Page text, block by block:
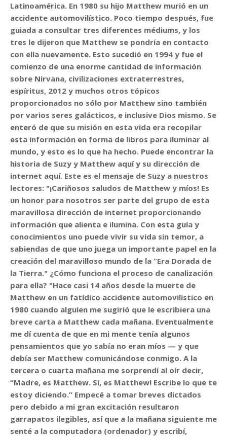
Latinoamérica. En 1980 su hijo Matthew murió en un
accidente automovilístico. Poco tiempo después, fue
guiada a consultar tres diferentes médiums, y los
tres le dijeron que Matthew se pondría en contacto
con ella nuevamente. Esto sucedió en 1994 y fue el
comienzo de una enorme cantidad de información
sobre Nirvana, civilizaciones extraterrestres,
espíritus, 2012 y muchos otros tópicos
proporcionados no sólo por Matthew sino también
por varios seres galácticos, e inclusive Dios mismo. Se
enteró de que su misión en esta vida era recopilar
esta información en forma de libros para iluminar al
mundo, y esto es lo que ha hecho. Puede encontrar la
historia de Suzy y Matthew aquí y su dirección de
internet aquí. Este es el mensaje de Suzy a nuestros
lectores: "¡Cariñosos saludos de Matthew y míos! Es
un honor para nosotros ser parte del grupo de esta
maravillosa dirección de internet proporcionando
información que alienta e ilumina. Con esta guía y
conocimientos uno puede vivir su vida sin temor, a
sabiendas de que uno juega un importante papel en la
creación del maravilloso mundo de la “Era Dorada de
la Tierra." ¿Cómo funciona el proceso de canalización
para ella? "Hace casi 14 años desde la muerte de
Matthew en un fatídico accidente automovilístico en
1980 cuando alguien me sugirió que le escribiera una
breve carta a Matthew cada mañana. Eventualmente
me dí cuenta de que en mi mente tenía algunos
pensamientos que yo sabía no eran míos — y que
debía ser Matthew comunicándose conmigo. A la
tercera o cuarta mañana me sorprendí al oír decir,
“Madre, es Matthew. Sí, es Matthew! Escribe lo que te
estoy diciendo.” Empecé a tomar breves dictados
pero debido a mi gran excitación resultaron
garrapatos ilegibles, así que a la mañana siguiente me
senté a la computadora (ordenador) y escribí,